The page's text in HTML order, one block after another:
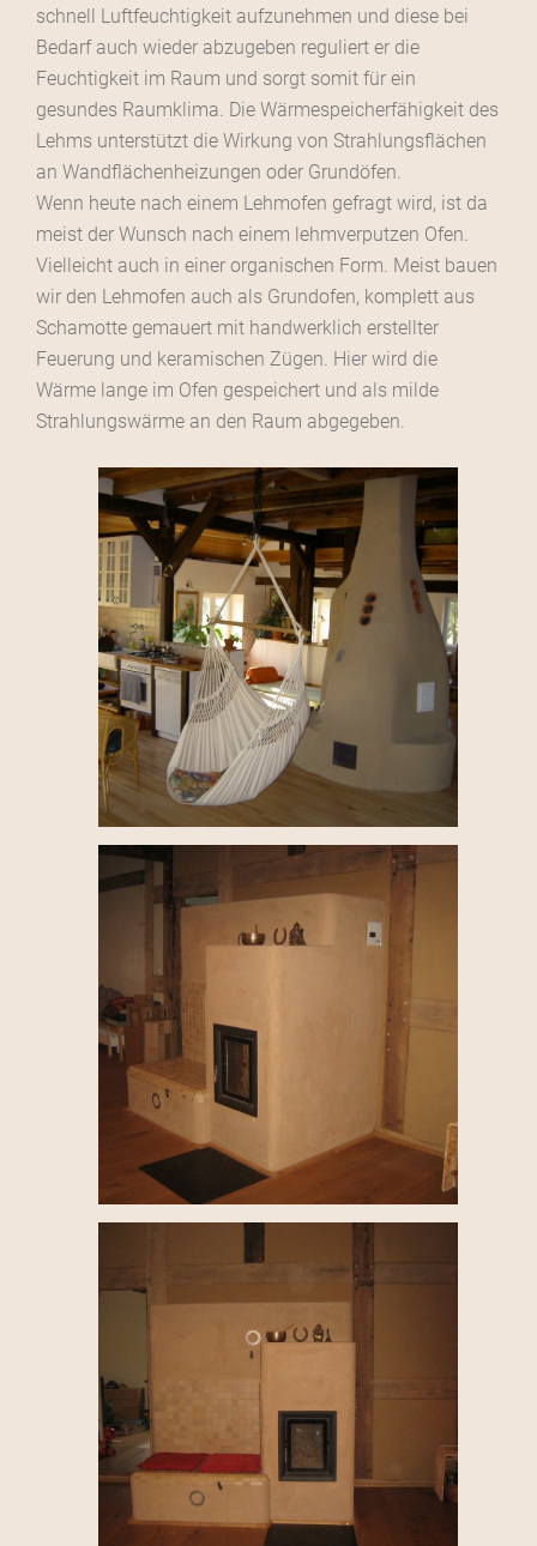
schnell Luftfeuchtigkeit aufzunehmen und diese bei
Bedarf auch wieder abzugeben reguliert er die
Feuchtigkeit im Raum und sorgt somit für ein
gesundes Raumklima. Die Wärmespeicherfähigkeit des
Lehms unterstützt die Wirkung von Strahlungsflächen
an Wandflächenheizungen oder Grundöfen.
Wenn heute nach einem Lehmofen gefragt wird, ist da
meist der Wunsch nach einem lehmverputzen Ofen.
Vielleicht auch in einer organischen Form. Meist bauen
wir den Lehmofen auch als Grundofen, komplett aus
Schamotte gemauert mit handwerklich erstellter
Feuerung und keramischen Zügen. Hier wird die
Wärme lange im Ofen gespeichert und als milde
Strahlungswärme an den Raum abgegeben.